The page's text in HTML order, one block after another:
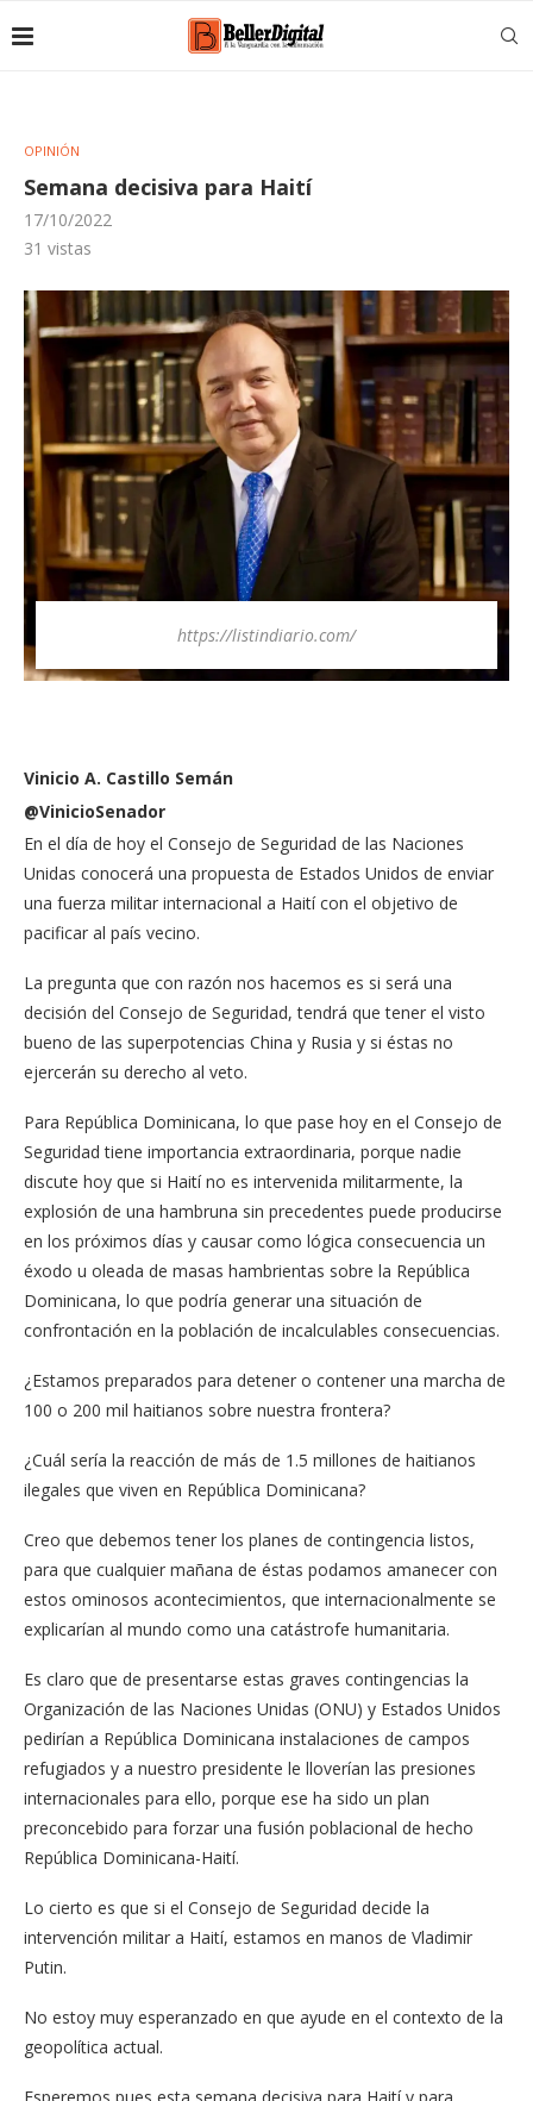
OPINIÓN
Semana decisiva para Haití
17/10/2022
31 vistas
https://listindiario.com/
Vinicio A. Castillo Semán
@VinicioSenador
En el día de hoy el Consejo de Seguridad de las Naciones
Unidas conocerá una propuesta de Estados Unidos de enviar
una fuerza militar internacional a Haití con el objetivo de
pacificar al país vecino.
La pregunta que con razón nos hacemos es si será una
decisión del Consejo de Seguridad, tendrá que tener el visto
bueno de las superpotencias China y Rusia y si éstas no
ejercerán su derecho al veto.
Para República Dominicana, lo que pase hoy en el Consejo de
Seguridad tiene importancia extraordinaria, porque nadie
discute hoy que si Haití no es intervenida militarmente, la
explosión de una hambruna sin precedentes puede producirse
en los próximos días y causar como lógica consecuencia un
éxodo u oleada de masas hambrientas sobre la República
Dominicana, lo que podría generar una situación de
confrontación en la población de incalculables consecuencias.
¿Estamos preparados para detener o contener una marcha de
100 o 200 mil haitianos sobre nuestra frontera?
¿Cuál sería la reacción de más de 1.5 millones de haitianos
ilegales que viven en República Dominicana?
Creo que debemos tener los planes de contingencia listos,
para que cualquier mañana de éstas podamos amanecer con
estos ominosos acontecimientos, que internacionalmente se
explicarían al mundo como una catástrofe humanitaria.
Es claro que de presentarse estas graves contingencias la
Organización de las Naciones Unidas (ONU) y Estados Unidos
pedirían a República Dominicana instalaciones de campos
refugiados y a nuestro presidente le lloverían las presiones
internacionales para ello, porque ese ha sido un plan
preconcebido para forzar una fusión poblacional de hecho
República Dominicana-Haití.
Lo cierto es que si el Consejo de Seguridad decide la
intervención militar a Haití, estamos en manos de Vladimir
Putin.
No estoy muy esperanzado en que ayude en el contexto de la
geopolítica actual.